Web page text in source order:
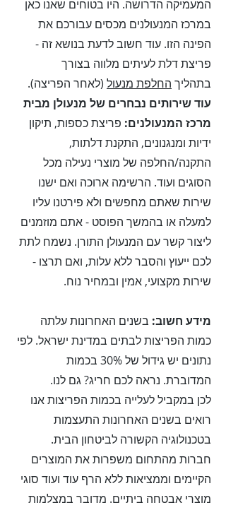
המעמיקה הדרושה. היו בטוחים שאנו כאן
במרכז המנעולנים מכסים עבורכם את
הפינה הזו. עוד חשוב לדעת בנושא זה -
פריצת דלת לעיתים מלווה בצורך
בתהליך החלפת מנעול (לאחר הפריצה).
עוד שירותים נבחרים של מנעולן מבית
מרכז המנעולנים: פריצת כספות, תיקון
ידיות ומנגנונים, התקנת דלתות,
התקנה/החלפה של מוצרי נעילה מכל
הסוגים ועוד. הרשימה ארוכה ואם ישנו
שירות שאתם מחפשים ולא פירטנו עליו
למעלה או בהמשך הפוסט - אתם מוזמנים
ליצור קשר עם המנעולן התורן. נשמח לתת
לכם ייעוץ והסבר ללא עלות, ואם תרצו -
שירות מקצועי, אמין ובמחיר נוח.
מידע חשוב: בשנים האחרונות עלתה
כמות הפריצות לבתים במדינת ישראל. לפי
נתונים יש גידול של 30% בכמות
המדוברת. נראה לכם חריג? גם לנו.
לכן במקביל לעלייה בכמות הפריצות אנו
רואים בשנים האחרונות התעצמות
בטכנולוגיה הקשורה לביטחון הבית.
חברות מהתחום משפרות את המוצרים
הקיימים וממציאות ללא הרף עוד ועוד סוגי
מוצרי אבטחה ביתיים. מדובר במצלמות